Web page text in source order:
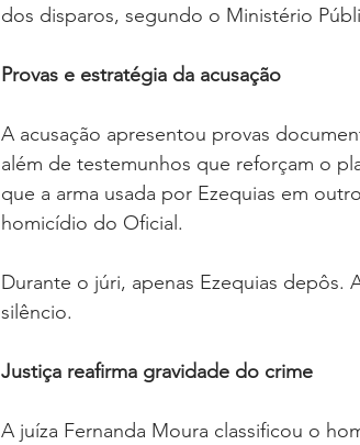
dos disparos, segundo o Ministério
Provas e estratégia da acusação
A acusação apresentou provas
além de testemunhos que reforçam o
que a arma usada por Ezequias em
homicídio do Oficial.
Durante o júri, apenas Ezequias depôs.
silêncio.
Justiça reafirma gravidade do crime
A juíza Fernanda Moura classificou o